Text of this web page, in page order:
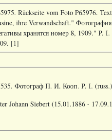
Rückseite vom Foto P65976.
ihre Verwandschaft."
хранятся номер 8, 1909." P.
[1]
Фотограф П. И. Кооп. P. I.
Johann Siebert (15.01.1886 -